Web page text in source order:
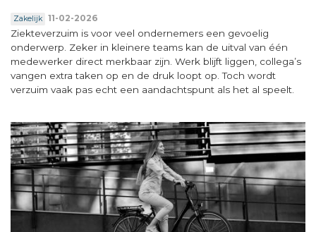
Zakelijk 11-02-2026
Ziekteverzuim is voor veel ondernemers een gevoelig
onderwerp. Zeker in kleinere teams kan de uitval van één
medewerker direct merkbaar zijn. Werk blijft liggen, collega’s
vangen extra taken op en de druk loopt op. Toch wordt
verzuim vaak pas echt een aandachtspunt als het al speelt.